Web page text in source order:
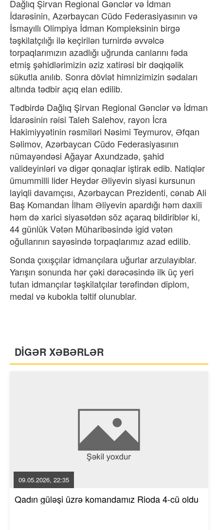
Dağlıq Şirvan Regional Gənclər və İdman
İdarəsinin, Azərbaycan Cüdo Federasiyasının və
İsmayıllı Olimpiya İdman Kompleksinin birgə
təşkilatçılığı ilə keçirilən turnirdə əvvəlcə
torpaqlarımızın azadlığı uğrunda canlarını fəda
etmiş şəhidlərimizin əziz xatirəsi bir dəqiqəlik
sükutla anılıb. Sonra dövlət himnizimizin sədaları
altında tədbir açıq elan edilib.
Tədbirdə Dağlıq Şirvan Regional Gənclər və İdman
İdarəsinin rəisi Taleh Salehov, rayon İcra
Hakimiyyətinin rəsmiləri Nəsimi Teymurov, Əfqan
Səlimov, Azərbaycan Cüdo Federasiyasının
nümayəndəsi Ağayar Axundzadə, şahid
valideyinləri və digər qonaqlar iştirak edib. Natiqlər
ümummilli lider Heydər Əliyevin siyasi kursunun
layiqli davamçısı, Azərbaycan Prezidenti, cənab Ali
Baş Komandan İlham Əliyevin apardığı həm daxili
həm də xarici siyasətdən söz açaraq bildiriblər ki,
44 günlük Vətən Müharibəsində igid vətən
oğullarının sayəsində torpaqlarımız azad edilib.
Sonda çıxışçılar idmançılara uğurlar arzulayıblar.
Yarışın sonunda hər çəki dərəcəsində ilk üç yeri
tutan idmançılar təşkilatçılar tərəfindən diplom,
medal və kubokla təltif olunublar.
DİGƏR XƏBƏRLƏR
09.05.2026, 22:35
Qadın güləşi üzrə komandamız Rioda 4-cü oldu